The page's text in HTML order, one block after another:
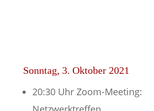
Sonntag, 3. Oktober 2021
20:30 Uhr Zoom-Meeting: